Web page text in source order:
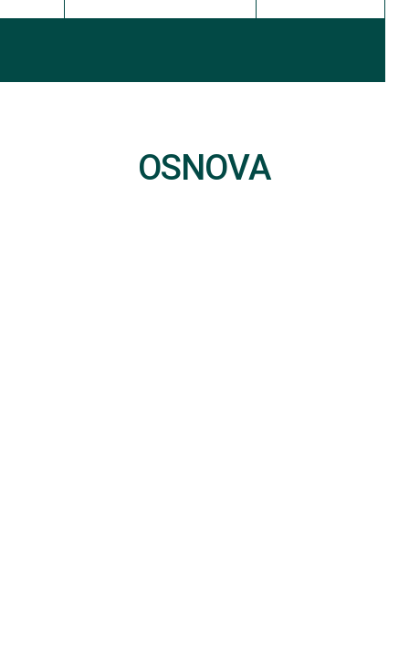
OSNOVA